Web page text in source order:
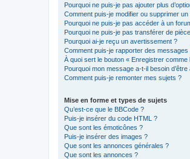
Pourquoi ne puis-je pas ajouter plus
Comment puis-je modifier ou supprimer un
Pourquoi ne puis-je pas accéder à un
Pourquoi ne puis-je pas transférer de
Pourquoi ai-je reçu un avertissement ?
Comment puis-je rapporter des
À quoi sert le bouton « Enregistrer comme
Pourquoi mon message a-t-il besoin
Comment puis-je remonter mes sujets ?
Mise en forme et types de sujets
Qu’est-ce que le BBCode ?
Puis-je insérer du code HTML ?
Que sont les émoticônes ?
Puis-je insérer des images ?
Que sont les annonces générales ?
Que sont les annonces ?